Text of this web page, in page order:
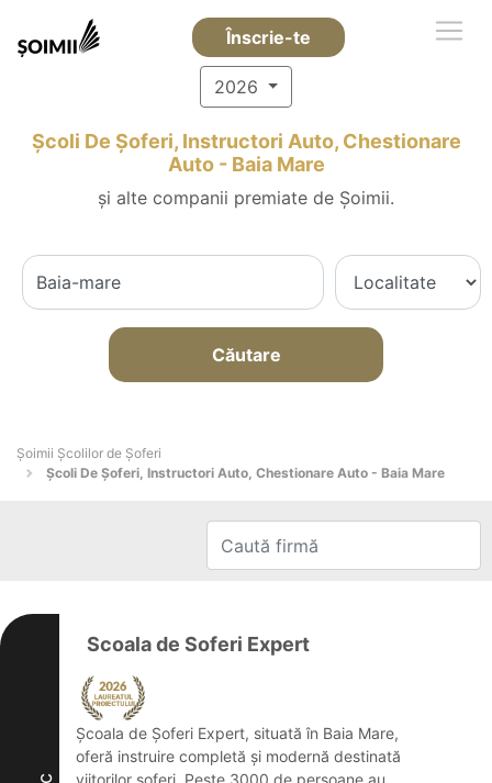
Înscrie-te
2026
Școli De Șoferi, Instructori Auto, Chestionare
Auto - Baia Mare
și alte companii premiate de Șoimii.
Căutare
Şoimii Școlilor de Șoferi
Școli De Șoferi, Instructori Auto, Chestionare Auto - Baia Mare
Scoala de Soferi Expert
Școala de Șoferi Expert, situată în Baia Mare,
oferă instruire completă și modernă destinată
viitorilor șoferi. Peste 3000 de persoane au